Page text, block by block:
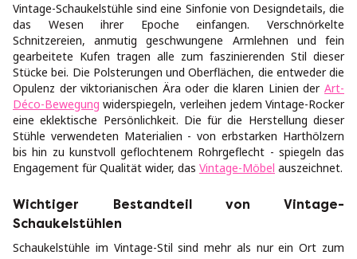
Vintage-Schaukelstühle sind eine Sinfonie von Designdetails, die
das Wesen ihrer Epoche einfangen. Verschnörkelte
Schnitzereien, anmutig geschwungene Armlehnen und fein
gearbeitete Kufen tragen alle zum faszinierenden Stil dieser
Stücke bei. Die Polsterungen und Oberflächen, die entweder die
Opulenz der viktorianischen Ära oder die klaren Linien der Art-
Déco-Bewegung widerspiegeln, verleihen jedem Vintage-Rocker
eine eklektische Persönlichkeit. Die für die Herstellung dieser
Stühle verwendeten Materialien - von erbstarken Harthölzern
bis hin zu kunstvoll geflochtenem Rohrgeflecht - spiegeln das
Engagement für Qualität wider, das Vintage-Möbel auszeichnet.
Wichtiger Bestandteil von Vintage-
Schaukelstühlen
Schaukelstühle im Vintage-Stil sind mehr als nur ein Ort zum